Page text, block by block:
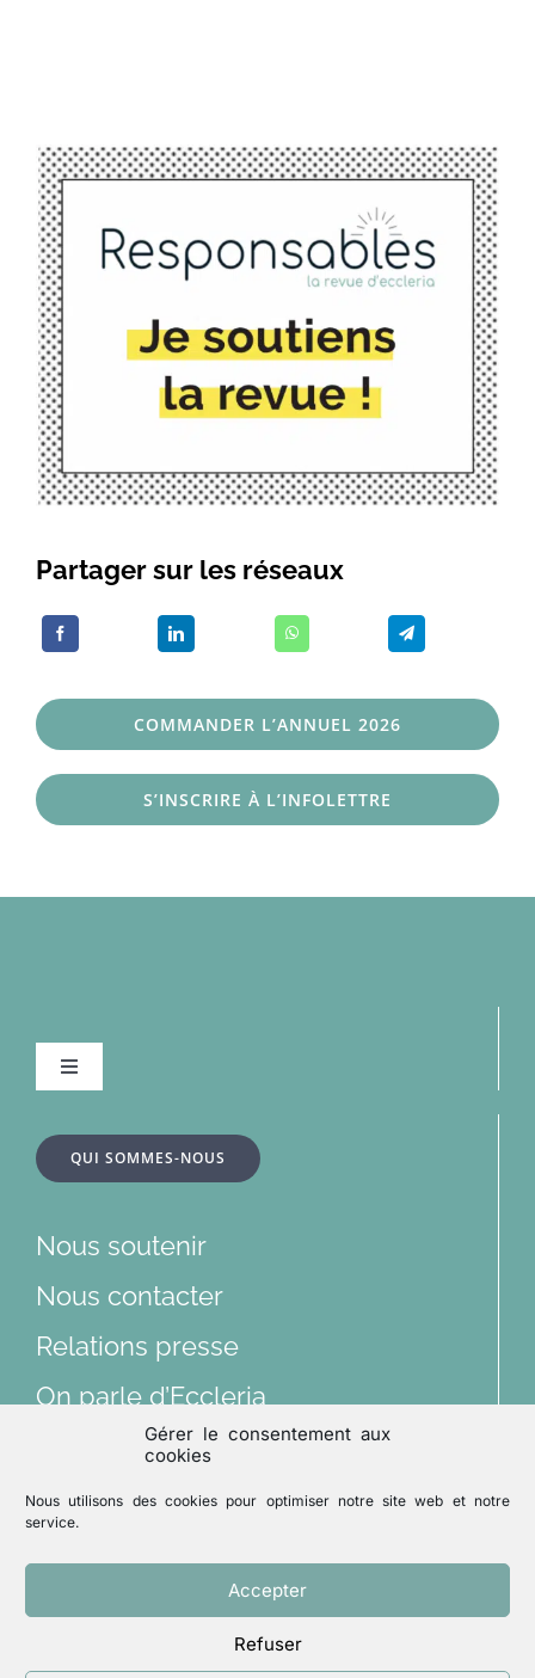
Gérer le consentement aux
cookies
Nous utilisons des cookies pour optimiser notre site web et notre
service.
Accepter
Refuser
Partager sur les réseaux
COMMANDER L’ANNUEL 2026
S’INSCRIRE À L’INFOLETTRE
Navigation
À la une
Articles
Archives
QUI SOMMES-NOUS
Nous soutenir
Nous contacter
Relations presse
On parle d’Eccleria
Nous suivre sur les réseaux sociaux
Mentions légales
Politique de confidentialité